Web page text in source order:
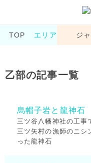
TOP エリア ジ
乙部の記事一覧
烏帽子岩と龍神石
三ツ谷八幡神社の工事
三ツ矢村の漁師のニシ
った龍神石